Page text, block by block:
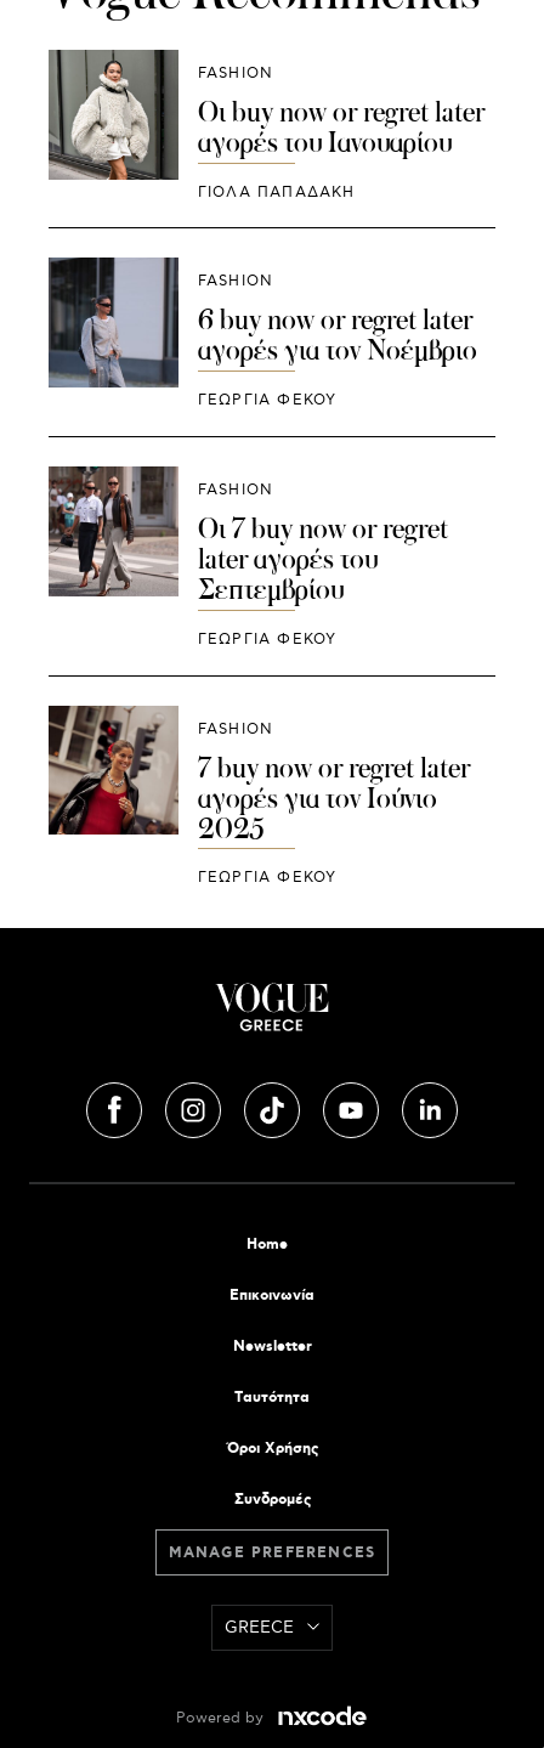
FASHION
Οι buy now or regret later
αγορές του Ιανουαρίου
ΓΙΌΛΑ ΠΑΠΑΔΆΚΗ
FASHION
6 buy now or regret later
αγορές για τον Νοέμβριο
ΓΕΩΡΓΙΑ ΦΕΚΟΥ
FASHION
Οι 7 buy now or regret
later αγορές του
Σεπτεμβρίου
ΓΕΩΡΓΙΑ ΦΕΚΟΥ
FASHION
7 buy now or regret later
αγορές για τον Ιούνιο
2025
ΓΕΩΡΓΙΑ ΦΕΚΟΥ
Home
Επικοινωνία
Newsletter
Tαυτότητα
Όροι Χρήσης
Συνδρομές
MANAGE PREFERENCES
GREECE
Powered by